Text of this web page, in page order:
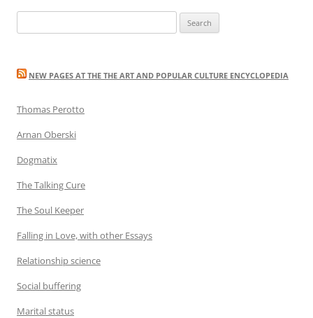
for:
NEW PAGES AT THE THE ART AND POPULAR CULTURE ENCYCLOPEDIA
Thomas Perotto
Arnan Oberski
Dogmatix
The Talking Cure
The Soul Keeper
Falling in Love, with other Essays
Relationship science
Social buffering
Marital status